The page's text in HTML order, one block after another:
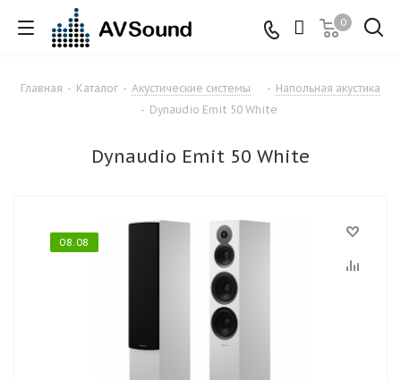
0
Главная - Каталог - Акустические системы - Напольная акустика
- Dynaudio Emit 50 White
Dynaudio Emit 50 White
08.08